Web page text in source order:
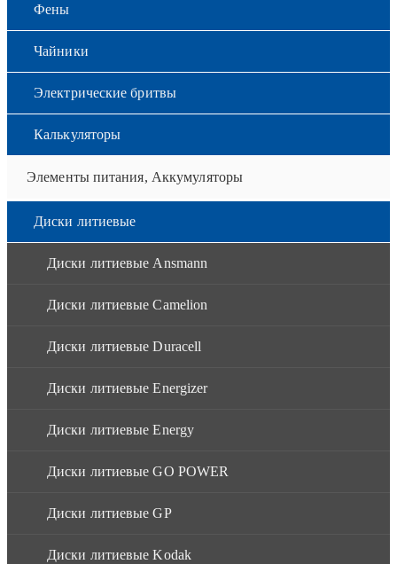
Фены
Чайники
Электрические бритвы
Калькуляторы
Элементы питания, Аккумуляторы
Диски литиевые
Диски литиевые Ansmann
Диски литиевые Camelion
Диски литиевые Duracell
Диски литиевые Energizer
Диски литиевые Energy
Диски литиевые GO POWER
Диски литиевые GP
Диски литиевые Kodak